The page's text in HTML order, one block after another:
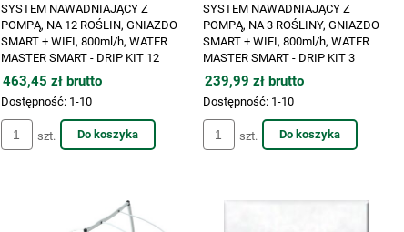
SYSTEM NAWADNIAJĄCY Z
POMPĄ, NA 12 ROŚLIN, GNIAZDO
SMART + WIFI, 800ml/h, WATER
MASTER SMART - DRIP KIT 12
463,45 zł brutto
Dostępność: 1-10
szt. Do koszyka
SYSTEM NAWADNIAJĄCY Z
POMPĄ, NA 3 ROŚLINY, GNIAZDO
SMART + WIFI, 800ml/h, WATER
MASTER SMART - DRIP KIT 3
239,99 zł brutto
Dostępność: 1-10
szt. Do koszyka